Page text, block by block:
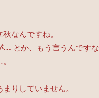
なんですね。
… とか、もう言うんです
りしていません。